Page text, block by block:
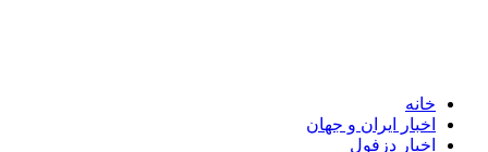
خانه
اخبار ایران و جهان
اخبار دزفول